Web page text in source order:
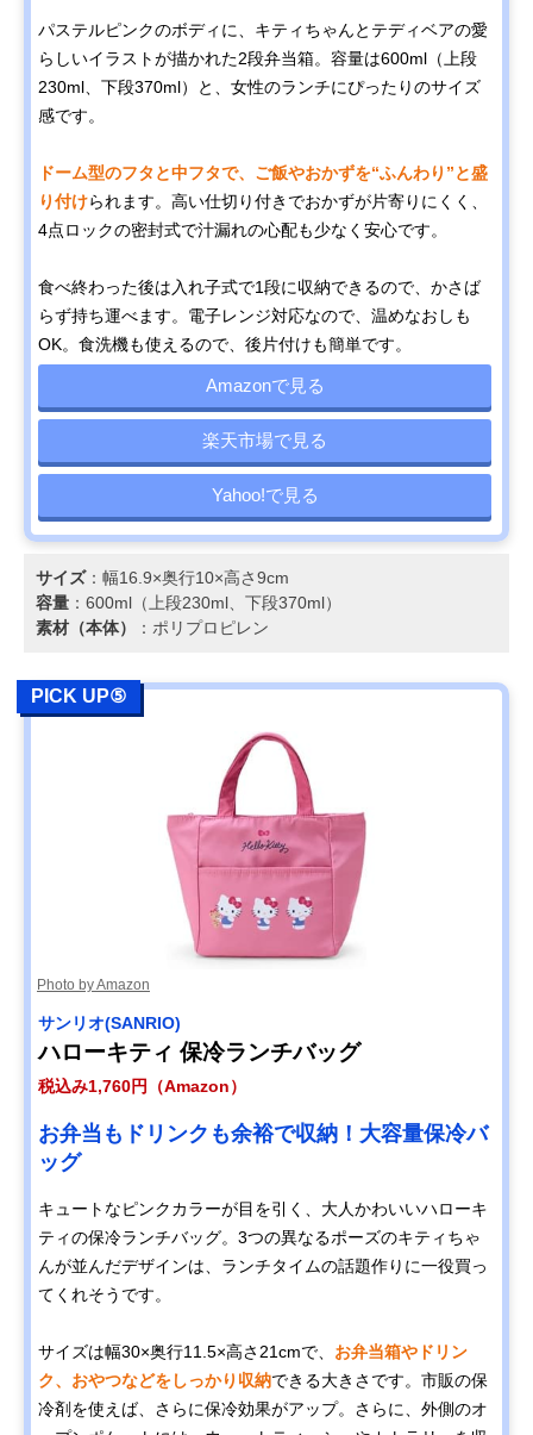
パステルピンクのボディに、キティちゃんとテディベアの愛
らしいイラストが描かれた2段弁当箱。容量は600ml（上段
230ml、下段370ml）と、女性のランチにぴったりのサイズ
感です。
ドーム型のフタと中フタで、ご飯やおかずを“ふんわり”と盛
り付けられます。高い仕切り付きでおかずが片寄りにくく、
4点ロックの密封式で汁漏れの心配も少なく安心です。
食べ終わった後は入れ子式で1段に収納できるので、かさば
らず持ち運べます。電子レンジ対応なので、温めなおしも
OK。食洗機も使えるので、後片付けも簡単です。
Amazonで見る
楽天市場で見る
Yahoo!で見る
サイズ：幅16.9×奥行10×高さ9cm
容量 ：600ml（上段230ml、下段370ml）
素材（本体）
：ポリプロピレン
PICK UP⑤
Photo by Amazon
サンリオ(SANRIO)
ハローキティ 保冷ランチバッグ
税込み1,760円（Amazon）
お弁当もドリンクも余裕で収納！大容量保冷バ
ッグ
キュートなピンクカラーが目を引く、大人かわいいハローキ
ティの保冷ランチバッグ。3つの異なるポーズのキティちゃ
んが並んだデザインは、ランチタイムの話題作りに一役買っ
てくれそうです。
サイズは幅30×奥行11.5×高さ21cmで、 お弁当箱やドリン
ク、おやつなどをしっかり収納できる大きさです。市販の保
冷剤を使えば、さらに保冷効果がアップ。さらに、外側のオ